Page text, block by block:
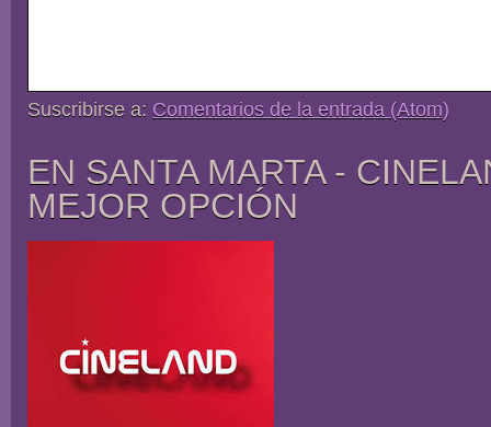
Suscribirse a: Comentarios de la entrada (Atom)
EN SANTA MARTA -
MEJOR OPCIÓN